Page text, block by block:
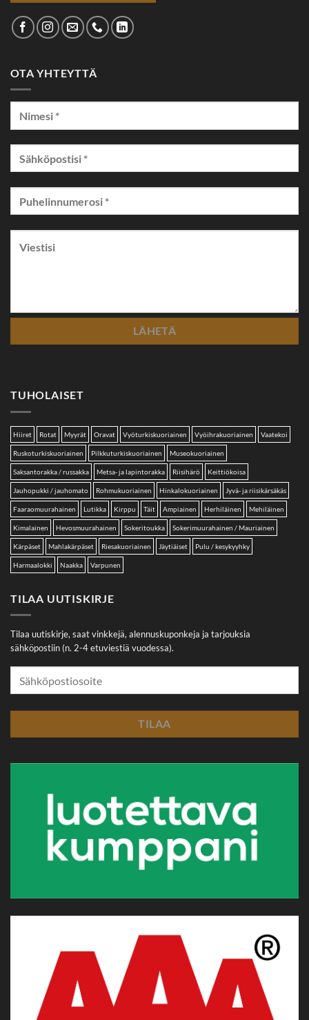
OTA YHTEYTTÄ
TUHOLAISET
Hiiret Rotat Myyrät Oravat Vyöturkiskuoriainen Vyöihrakuoriainen Vaatekoi
Ruskoturkiskuoriainen Pilkkuturkiskuoriainen Museokuoriainen
Saksantorakka / russakka Metsa- ja lapintorakka Riisihärö Keittiökoisa
Jauhopukki / jauhomato Rohmukuoriainen Hinkalokuoriainen Jyvä- ja riisikärsäkäs
Faaraomuurahainen Lutikka Kirppu Täit Ampiainen Herhiläinen Mehiläinen
Kimalainen Hevosmuurahainen Sokeritoukka Sokerimuurahainen / Mauriainen
Kärpäset Mahlakärpäset Riesakuoriainen Jäytiäiset Pulu / kesykyyhky
Harmaalokki Naakka Varpunen
TILAA UUTISKIRJE
Tilaa uutiskirje, saat vinkkejä, alennuskuponkeja ja tarjouksia
sähköpostiin (n. 2-4 etuviestiä vuodessa).